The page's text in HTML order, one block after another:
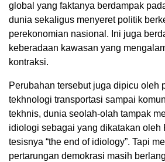
global yang faktanya berdampak
dunia sekaligus menyeret politik
perekonomian nasional. Ini juga
keberadaan kawasan yang
kontraksi.
Perubahan tersebut juga dipicu oleh
tekhnologi transportasi sampai
tekhnis, dunia seolah-olah tampak
idiologi sebagai yang dikatakan oleh
tesisnya “the end of idiology”. Tapi
pertarungan demokrasi masih